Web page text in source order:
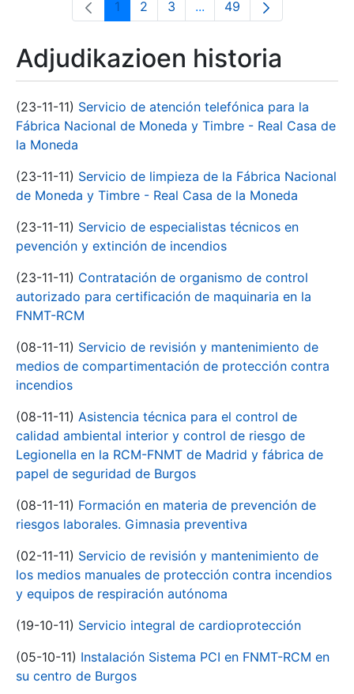
Orrialdea
1 Orrialdea
2 Orrialdea
3 ...Intermediate Pages Use
Orrialdea
49
Adjudikazioen historia
(23-11-11) Servicio de atención telefónica para la
Fábrica Nacional de Moneda y Timbre - Real Casa de
la Moneda
(23-11-11) Servicio de limpieza de la Fábrica Nacional
de Moneda y Timbre - Real Casa de la Moneda
(23-11-11) Servicio de especialistas técnicos en
pevención y extinción de incendios
(23-11-11) Contratación de organismo de control
autorizado para certificación de maquinaria en la
FNMT-RCM
(08-11-11) Servicio de revisión y mantenimiento de
medios de compartimentación de protección contra
incendios
(08-11-11) Asistencia técnica para el control de
calidad ambiental interior y control de riesgo de
Legionella en la RCM-FNMT de Madrid y fábrica de
papel de seguridad de Burgos
(08-11-11) Formación en materia de prevención de
riesgos laborales. Gimnasia preventiva
(02-11-11) Servicio de revisión y mantenimiento de
los medios manuales de protección contra incendios
y equipos de respiración autónoma
(19-10-11) Servicio integral de cardioprotección
(05-10-11) Instalación Sistema PCI en FNMT-RCM en
su centro de Burgos